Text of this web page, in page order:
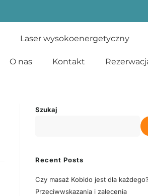
Laser wysokoenergetyczny
O nas Kontakt
Szukaj
Recent Posts
Czy masaż Kobido jest dla
Przeciwwskazania i zalecenia